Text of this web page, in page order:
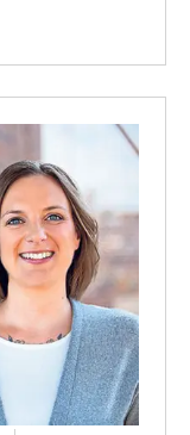
jetzt ihr